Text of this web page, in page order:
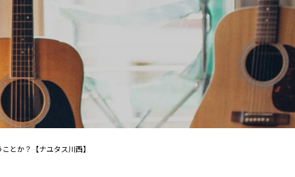
とか？【ナユタス川西】